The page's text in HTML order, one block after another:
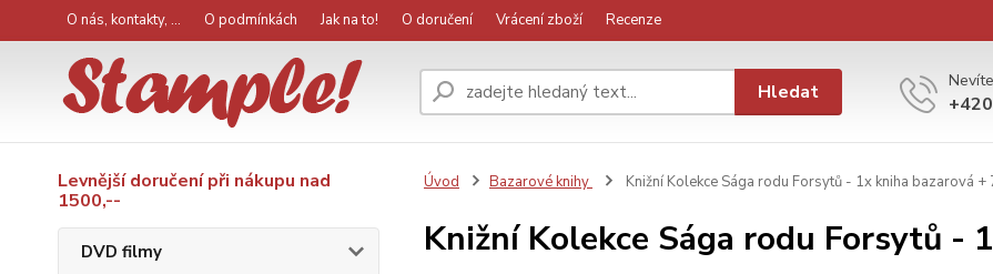
O nás, kontakty, ... O podmínkách Jak na to! O doručení Vrácení zboží Recenze
Hledat
Levnější doručení při nákupu nad
1500,--
DVD filmy
Úvod Bazarové knihy Knižní Kolekce Sága rodu Forsytů - 1x kniha bazarová +
Knižní Kolekce Sága rodu Forsytů -